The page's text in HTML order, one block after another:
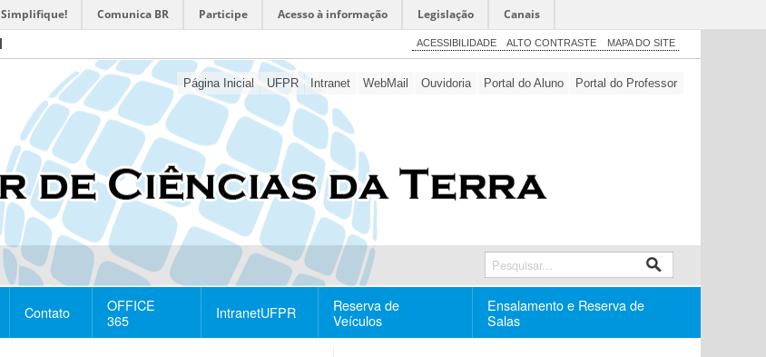
Simplifique! Comunica BR Participe Acesso à informação Legislação Canais
ACESSIBILIDADE ALTO CONTRASTE MAPA DO SITE
Página Inicial UFPR Intranet WebMail Ouvidoria Portal do Aluno Portal do Professor
Contato
OFFICE
365
IntranetUFPR
Reserva de
Veículos
Ensalamento e Reserva de
Salas